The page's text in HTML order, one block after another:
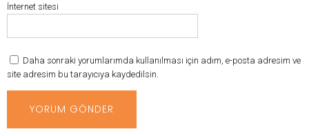
İnternet sitesi
Daha sonraki yorumlarımda kullanılması için adım, e-posta adresim ve
site adresim bu tarayıcıya kaydedilsin.